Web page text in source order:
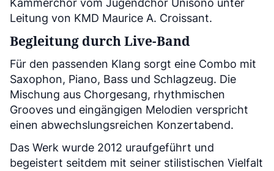
Kammerchor vom Jugendchor Unisono unter
Leitung von KMD Maurice A. Croissant.
Begleitung durch Live-Band
Für den passenden Klang sorgt eine Combo mit
Saxophon, Piano, Bass und Schlagzeug. Die
Mischung aus Chorgesang, rhythmischen
Grooves und eingängigen Melodien verspricht
einen abwechslungsreichen Konzertabend.
Das Werk wurde 2012 uraufgeführt und
begeistert seitdem mit seiner stilistischen Vielfalt